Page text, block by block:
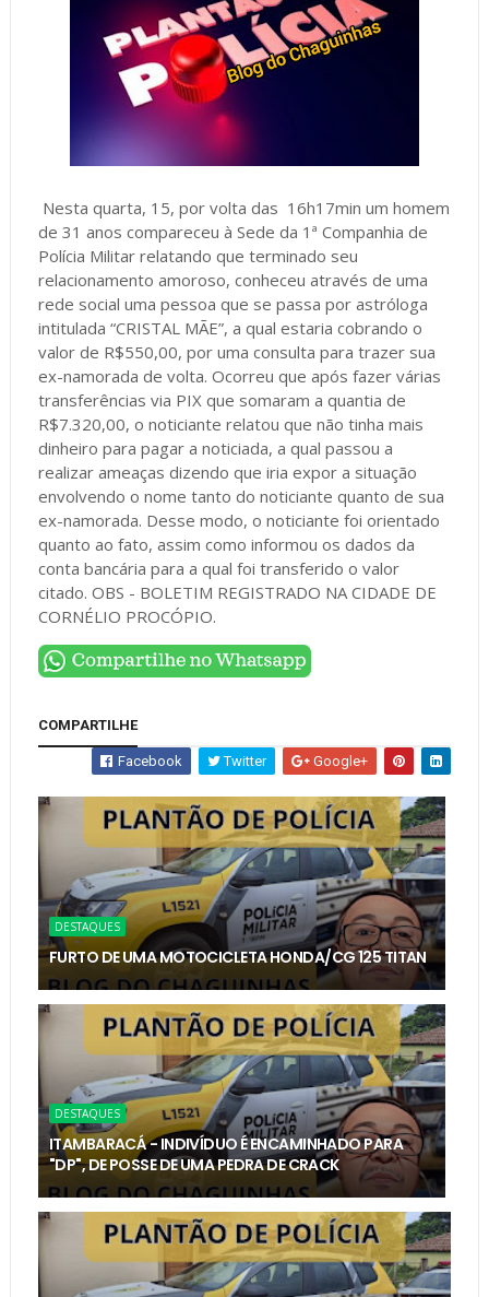
Nesta quarta, 15, por volta das 16h17min um homem
de 31 anos compareceu à Sede da 1ª Companhia de
Polícia Militar relatando que terminado seu
relacionamento amoroso, conheceu através de uma
rede social uma pessoa que se passa por astróloga
intitulada “CRISTAL MÃE”, a qual estaria cobrando o
valor de R$550,00, por uma consulta para trazer sua
ex-namorada de volta. Ocorreu que após fazer várias
transferências via PIX que somaram a quantia de
R$7.320,00, o noticiante relatou que não tinha mais
dinheiro para pagar a noticiada, a qual passou a
realizar ameaças dizendo que iria expor a situação
envolvendo o nome tanto do noticiante quanto de sua
ex-namorada. Desse modo, o noticiante foi orientado
quanto ao fato, assim como informou os dados da
conta bancária para a qual foi transferido o valor
citado. OBS - BOLETIM REGISTRADO NA CIDADE DE
CORNÉLIO PROCÓPIO.
COMPARTILHE
Facebook Twitter Google+
DESTAQUES
FURTO DE UMA MOTOCICLETA HONDA/CG 125 TITAN
DESTAQUES
ITAMBARACÁ - INDIVÍDUO É ENCAMINHADO PARA
"DP", DE POSSE DE UMA PEDRA DE CRACK